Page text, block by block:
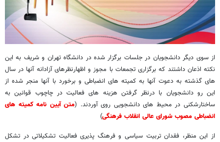
از سوی دیگر دانشجویان در جلسات برگزار شده در دانشگاه تهران و شریف به این
نکته اذعان داشتند که برگزاری تجمعات با مجوز و اظهارنظرهای آزادانه آنها در سال
های گذشته به دعوت آنها به کمیته های انضباطی و برخورد با آنها منجر شده از
این رو دانشجویان با درنظر گرفتن هزینه های فعالیت در چاچوب قوانین به
ساختارشکنی در محیط های دانشجویی روی آوردند. (متن آیین نامه کمیته های
انضباطی مصوب شورای عالی انقلاب فرهنگی)
از این منظر، فقدان تربیت سیاسی و فرهنگ پذیری فعالیت تشکیلاتی در تشکل